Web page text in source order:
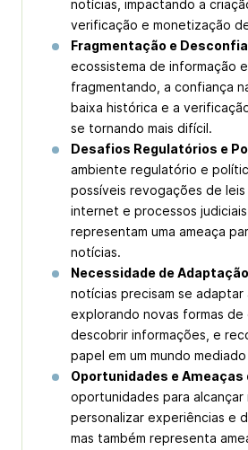
notícias, impactando a
verificação e monetização
Fragmentação e
ecossistema de informação
fragmentando, a confiança
baixa histórica e a
se tornando mais difícil.
Desafios Regulatórios e
ambiente regulatório e
possíveis revogações de
internet e processos
representam uma ameaça
notícias.
Necessidade de
notícias precisam se adaptar
explorando novas formas de
descobrir informações, e
papel em um mundo mediado
Oportunidades e Ameaças
oportunidades para alcançar
personalizar experiências e
mas também representa